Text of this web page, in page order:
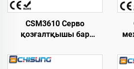
CSM3610 Серво
қозғалтқышы бар
жаяу жүргіншілерге